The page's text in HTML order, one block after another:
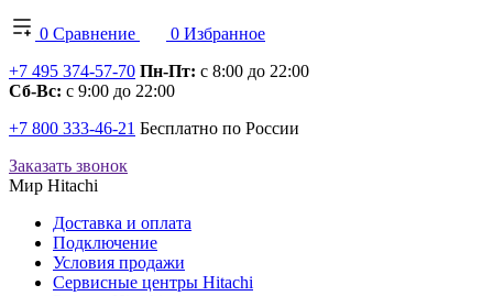
0 Сравнение 0 Избранное
+7 495 374-57-70 Пн-Пт: с 8:00 до 22:00
Сб-Вс: с 9:00 до 22:00
+7 800 333-46-21 Бесплатно по России
Заказать звонок
Мир Hitachi
Доставка и оплата
Подключение
Условия продажи
Сервисные центры Hitachi